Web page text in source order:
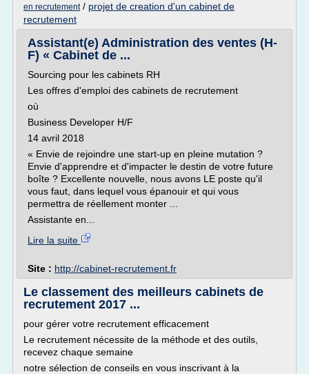
en recrutement/ projet de creation d'un cabinet de
recrutement
Assistant(e) Administration des ventes (H-
F) « Cabinet de ...
Sourcing pour les cabinets RH
Les offres d'emploi des cabinets de recrutement
où
Business Developer H/F
14 avril 2018
« Envie de rejoindre une start-up en pleine mutation ?
Envie d'apprendre et d'impacter le destin de votre future
boîte ? Excellente nouvelle, nous avons LE poste qu'il
vous faut, dans lequel vous épanouir et qui vous
permettra de réellement monter ...
Assistante en...
Lire la suite
Site : http://cabinet-recrutement.fr
Le classement des meilleurs cabinets de
recrutement 2017 ...
pour gérer votre recrutement efficacement
Le recrutement nécessite de la méthode et des outils,
recevez chaque semaine
notre sélection de conseils en vous inscrivant à la